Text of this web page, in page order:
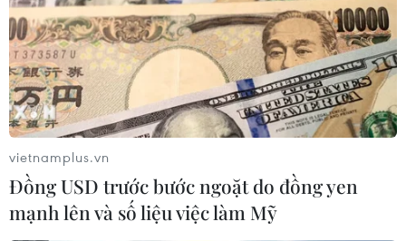
Manchester United là điều có thể xảy ra.
vietnamplus.vn
Đồng USD trước bước ngoặt do đồng yen
mạnh lên và số liệu việc làm Mỹ